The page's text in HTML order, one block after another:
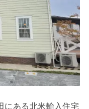
にある北米輸入住宅